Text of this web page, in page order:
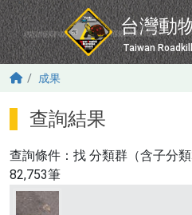
移至主內容
台灣動
Taiwan
成果
查詢結果
查詢條件：找 分類群（含子分
82,753筆